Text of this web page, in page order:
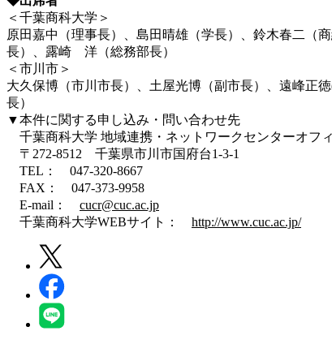
＜千葉商科大学＞
原田嘉中（理事長）、島田晴雄（学長）、鈴木春二（
長）、露崎 洋（総務部長）
＜市川市＞
大久保博（市川市長）、土屋光博（副市長）、遠峰
長）
▼本件に関する申し込み・問い合わせ先
千葉商科大学 地域連携・ネットワークセンターオフ
〒272-8512 千葉県市川市国府台1-3-1
TEL： 047-320-8667
FAX： 047-373-9958
E-mail： cucr@cuc.ac.jp
千葉商科大学WEBサイト： http://www.cuc.ac.jp/